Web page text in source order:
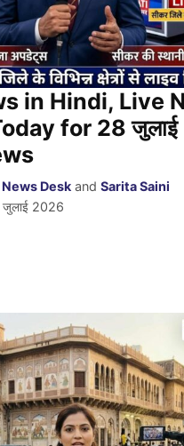
in Hindi, Live
for 28 जुलाई
News Desk andSarita Saini
2026